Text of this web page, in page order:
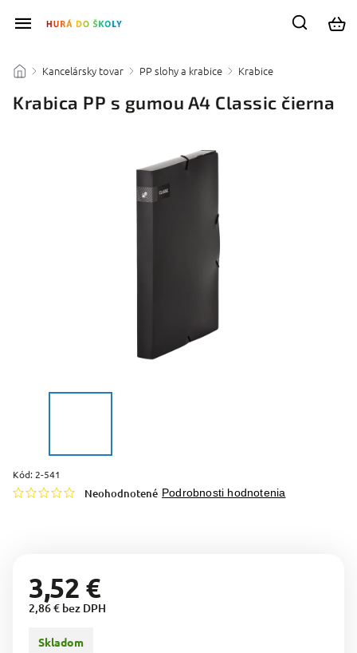
/ Kancelársky tovar / PP slohy a krabice / Krabice
Krabica PP s gumou A4 Classic čierna
Kód: 2-541
Neohodnotené Podrobnosti hodnotenia
3,52 €
2,86 € bez DPH
Skladom